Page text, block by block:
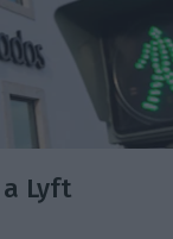
Lyft